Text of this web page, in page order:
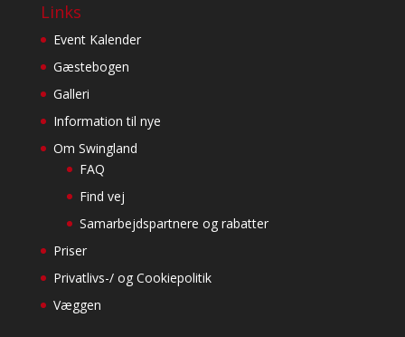
Links
Event Kalender
Gæstebogen
Galleri
Information til nye
Om Swingland
FAQ
Find vej
Samarbejdspartnere og rabatter
Priser
Privatlivs-/ og Cookiepolitik
Væggen